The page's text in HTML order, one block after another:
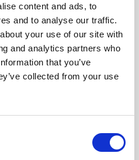
content and ads, to
and to analyse our traffic.
your use of our site with
and analytics partners who
that you’ve
collected from your use
części są
odzyskiwane w
środowisku ESD,
brak uszkodzeń